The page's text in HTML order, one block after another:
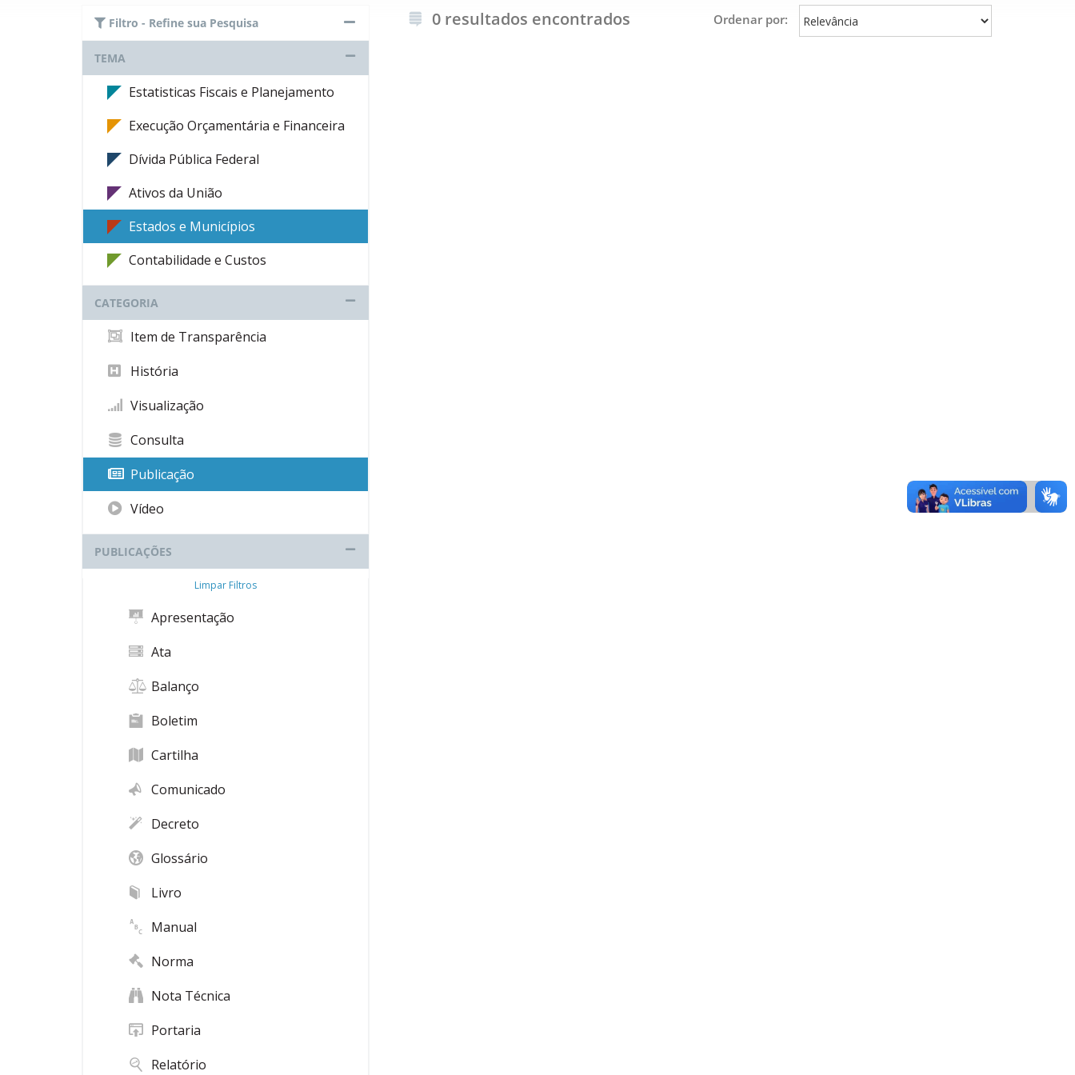
Filtro - Refine sua Pesquisa
TEMA
Estatisticas Fiscais e Planejamento
Execução Orçamentária e Financeira
Dívida Pública Federal
Ativos da União
Estados e Municípios
Contabilidade e Custos
CATEGORIA
Item de Transparência
História
Visualização
Consulta
Publicação
Vídeo
PUBLICAÇÕES
Limpar Filtros
Apresentação
Ata
Balanço
Boletim
Cartilha
Comunicado
Decreto
Glossário
Livro
Manual
Norma
Nota Técnica
Portaria
Relatório
0 resultados encontrados Ordenar por: